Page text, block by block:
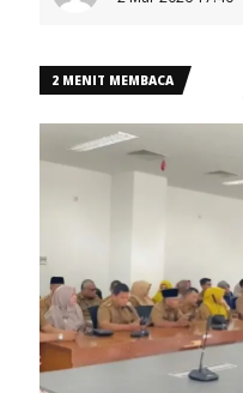
2 MENIT MEMBACA